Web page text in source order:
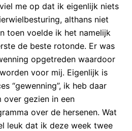
me op dat ik eigenlijk niets
althans niet
toen voelde ik het namelijk
de beste rotonde. Er was
opgetreden waardoor
voor mij. Eigenlijk is
“gewenning”, ik heb daar
over gezien in een
over de hersenen. Wat
leuk dat ik deze week twee